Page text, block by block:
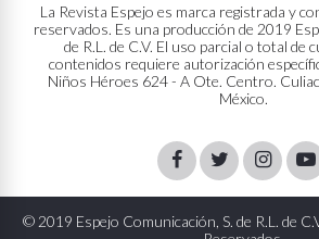
La Revista Espejo es marca registrada y
reservados. Es una producción de 2019
de R.L. de C.V. El uso parcial o total de
contenidos requiere autorización
Niños Héroes 624 - A Ote. Centro.
México.
FacebookTwitterInstagram
© 2019 Espejo Comunicación, S. de R.L. de